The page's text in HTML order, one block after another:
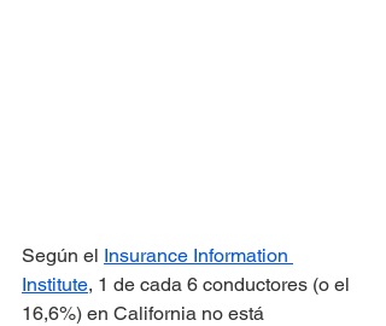
Según el Insurance Information
Institute, 1 de cada 6 conductores (o el
16,6%) en California no está